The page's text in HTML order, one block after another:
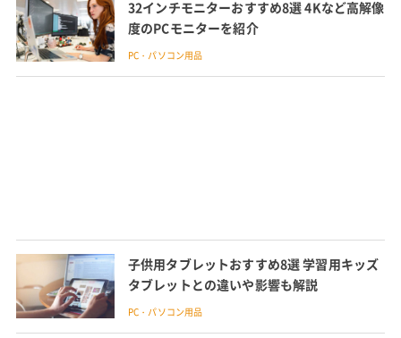
32インチモニターおすすめ8選 4Kなど高解像
度のPCモニターを紹介
PC・パソコン用品
子供用タブレットおすすめ8選 学習用キッズ
タブレットとの違いや影響も解説
PC・パソコン用品